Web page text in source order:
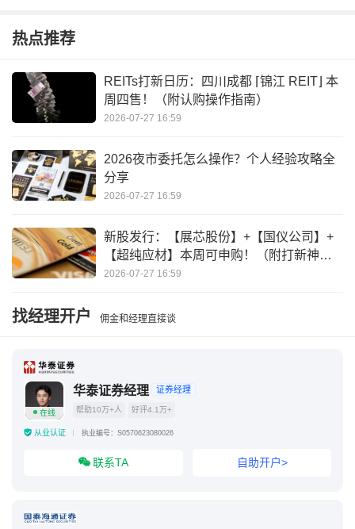
美联储沃什就任前鲍威尔暂任
贝莱德持股一览表中国 全球最大资管巨头贝莱德
沃什即将执掌美联储 美联储双主席时代来袭
热点推荐
REITs打新日历：四川成都 ⌈锦江 REIT⌋ 本
周四售！（附认购操作指南）
2026-07-27 16:59
2026夜市委托怎么操作？个人经验攻略全
分享
2026-07-27 16:59
新股发行：【展芯股份】+【国仪公司】+
【超纯应材】本周可申购！（附打新神
器）
2026-07-27 16:59
找经理开户 佣金和经理直接谈
在线
华泰证券经理 证券经理
帮助10万+人 好评4.1万+
从业认证 执业编号：S0570623080026
联系TA 自助开户>